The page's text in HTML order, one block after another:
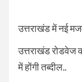
उत्तराखंड में नई
उत्तराखंड रोडवेज
में होंगी तब्दील..